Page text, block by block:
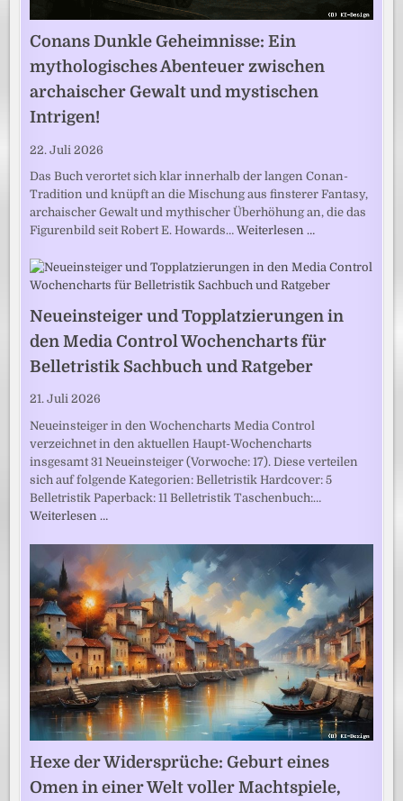
Conans Dunkle Geheimnisse: Ein
mythologisches Abenteuer zwischen
archaischer Gewalt und mystischen
Intrigen!
22. Juli 2026
Das Buch verortet sich klar innerhalb der langen Conan-
Tradition und knüpft an die Mischung aus finsterer Fantasy,
archaischer Gewalt und mythischer Überhöhung an, die das
Figurenbild seit Robert E. Howards…Weiterlesen …
Neueinsteiger und Topplatzierungen in
den Media Control Wochencharts für
Belletristik Sachbuch und Ratgeber
21. Juli 2026
Neueinsteiger in den Wochencharts Media Control
verzeichnet in den aktuellen Haupt-Wochencharts
insgesamt 31 Neueinsteiger (Vorwoche: 17). Diese verteilen
sich auf folgende Kategorien: Belletristik Hardcover: 5
Belletristik Paperback: 11 Belletristik Taschenbuch:…
Weiterlesen …
Hexe der Widersprüche: Geburt eines
Omen in einer Welt voller Machtspiele,